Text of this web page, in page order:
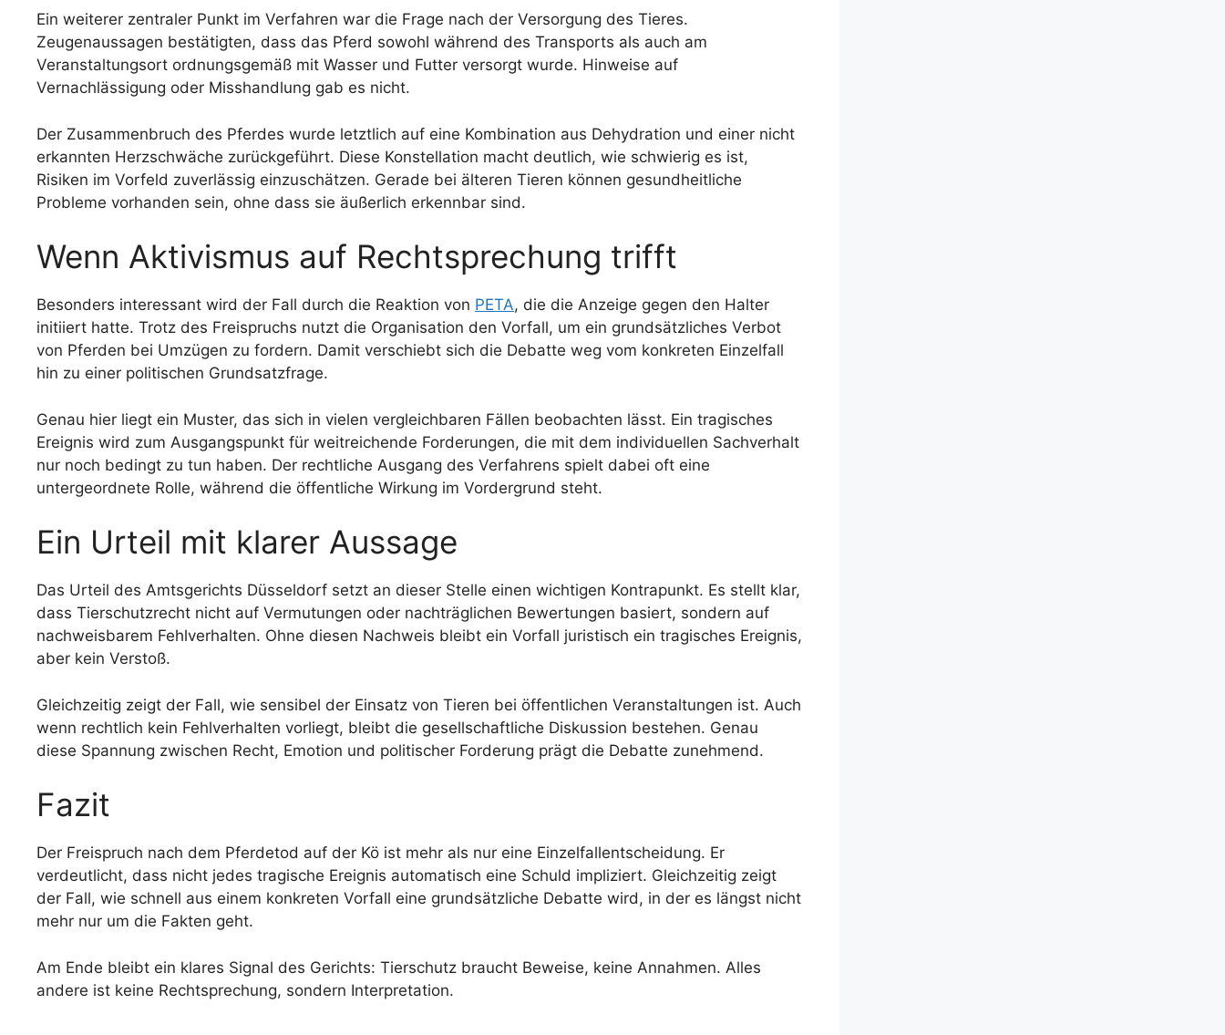
Ein weiterer zentraler Punkt im Verfahren war die Frage nach der Versorgung des Tieres.
Zeugenaussagen bestätigten, dass das Pferd sowohl während des Transports als auch am
Veranstaltungsort ordnungsgemäß mit Wasser und Futter versorgt wurde. Hinweise auf
Vernachlässigung oder Misshandlung gab es nicht.
Der Zusammenbruch des Pferdes wurde letztlich auf eine Kombination aus Dehydration und einer nicht
erkannten Herzschwäche zurückgeführt. Diese Konstellation macht deutlich, wie schwierig es ist,
Risiken im Vorfeld zuverlässig einzuschätzen. Gerade bei älteren Tieren können gesundheitliche
Probleme vorhanden sein, ohne dass sie äußerlich erkennbar sind.
Wenn Aktivismus auf Rechtsprechung trifft
Besonders interessant wird der Fall durch die Reaktion von PETA, die die Anzeige gegen den Halter
initiiert hatte. Trotz des Freispruchs nutzt die Organisation den Vorfall, um ein grundsätzliches Verbot
von Pferden bei Umzügen zu fordern. Damit verschiebt sich die Debatte weg vom konkreten Einzelfall
hin zu einer politischen Grundsatzfrage.
Genau hier liegt ein Muster, das sich in vielen vergleichbaren Fällen beobachten lässt. Ein tragisches
Ereignis wird zum Ausgangspunkt für weitreichende Forderungen, die mit dem individuellen Sachverhalt
nur noch bedingt zu tun haben. Der rechtliche Ausgang des Verfahrens spielt dabei oft eine
untergeordnete Rolle, während die öffentliche Wirkung im Vordergrund steht.
Ein Urteil mit klarer Aussage
Das Urteil des Amtsgerichts Düsseldorf setzt an dieser Stelle einen wichtigen Kontrapunkt. Es stellt klar,
dass Tierschutzrecht nicht auf Vermutungen oder nachträglichen Bewertungen basiert, sondern auf
nachweisbarem Fehlverhalten. Ohne diesen Nachweis bleibt ein Vorfall juristisch ein tragisches Ereignis,
aber kein Verstoß.
Gleichzeitig zeigt der Fall, wie sensibel der Einsatz von Tieren bei öffentlichen Veranstaltungen ist. Auch
wenn rechtlich kein Fehlverhalten vorliegt, bleibt die gesellschaftliche Diskussion bestehen. Genau
diese Spannung zwischen Recht, Emotion und politischer Forderung prägt die Debatte zunehmend.
Fazit
Der Freispruch nach dem Pferdetod auf der Kö ist mehr als nur eine Einzelfallentscheidung. Er
verdeutlicht, dass nicht jedes tragische Ereignis automatisch eine Schuld impliziert. Gleichzeitig zeigt
der Fall, wie schnell aus einem konkreten Vorfall eine grundsätzliche Debatte wird, in der es längst nicht
mehr nur um die Fakten geht.
Am Ende bleibt ein klares Signal des Gerichts: Tierschutz braucht Beweise, keine Annahmen. Alles
andere ist keine Rechtsprechung, sondern Interpretation.